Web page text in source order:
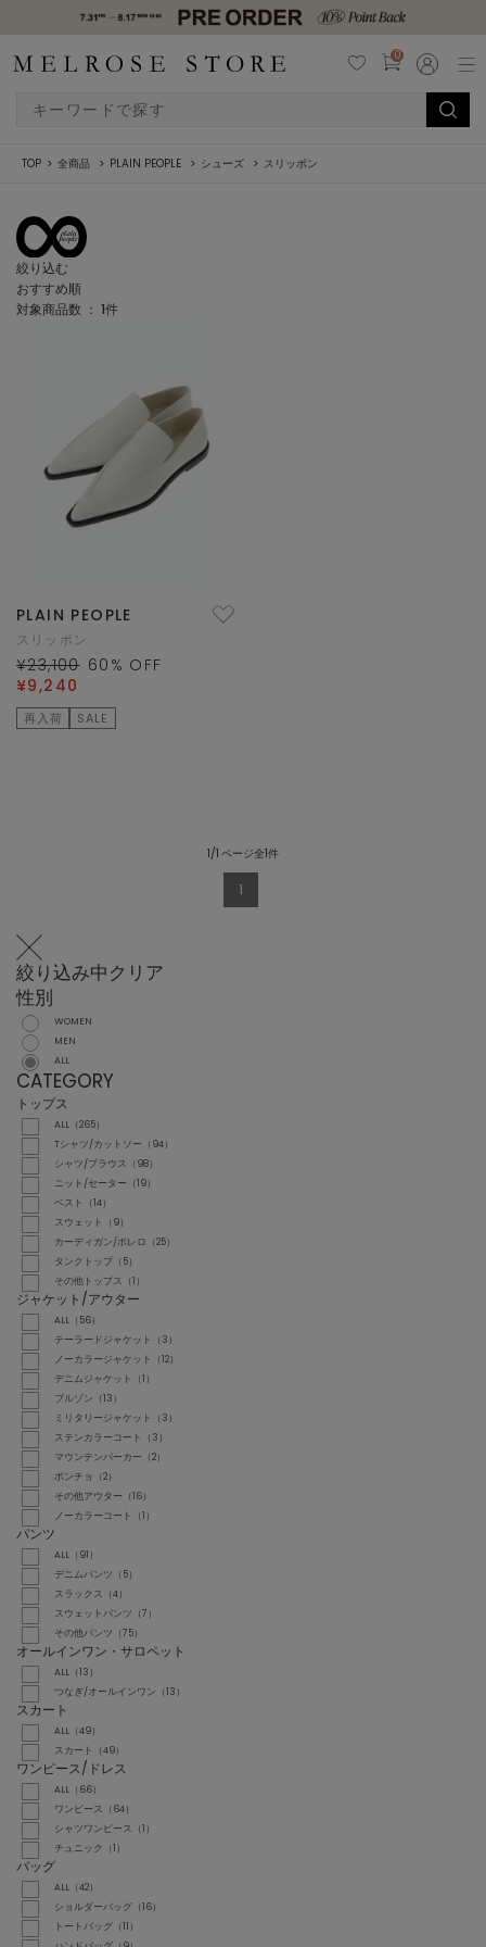
0
TOP 全商品 PLAIN PEOPLE シューズ スリッポン
絞り込む
おすすめ順
対象商品数 ： 1件
PLAIN PEOPLE
スリッポン
¥23,100 60 % OFF
¥9,240
再入荷 SALE
1/1 ページ全1件
1
絞り込み中クリア
性別
WOMEN
MEN
ALL
CATEGORY
トップス
ALL（265）
Tシャツ/カットソー（94）
シャツ/ブラウス（98）
ニット/セーター（19）
ベスト（14）
スウェット（9）
カーディガン/ボレロ（25）
タンクトップ（5）
その他トップス（1）
ジャケット/アウター
ALL（56）
テーラードジャケット（3）
ノーカラージャケット（12）
デニムジャケット（1）
ブルゾン（13）
ミリタリージャケット（3）
ステンカラーコート（3）
マウンテンパーカー（2）
ポンチョ（2）
その他アウター（16）
ノーカラーコート（1）
パンツ
ALL（91）
デニムパンツ（5）
スラックス（4）
スウェットパンツ（7）
その他パンツ（75）
オールインワン・サロペット
ALL（13）
つなぎ/オールインワン（13）
スカート
ALL（49）
スカート（49）
ワンピース/ドレス
ALL（66）
ワンピース（64）
シャツワンピース（1）
チュニック（1）
バッグ
ALL（42）
ショルダーバッグ（16）
トートバッグ（11）